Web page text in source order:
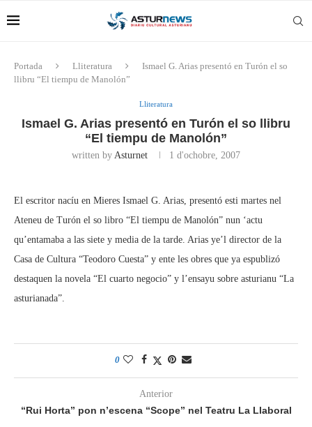
Portada Lliteratura
Ismael G. Arias presentó en Turón el so
llibru “El tiempu de Manolón”
Lliteratura
Ismael G. Arias presentó en Turón el so llibru
“El tiempu de Manolón”
written by Asturnet 1 d'ochobre, 2007
El escritor nacíu en Mieres Ismael G. Arias, presentó esti martes nel
Ateneu de Turón el so libro “El tiempu de Manolón” nun ‘actu
qu’entamaba a las siete y media de la tarde. Arias ye’l director de la
Casa de Cultura “Teodoro Cuesta” y ente les obres que ya espublizó
destaquen la novela “El cuarto negocio” y l’ensayu sobre asturianu “La
asturianada”.
0
Anterior
“Rui Horta” pon n’escena “Scope” nel Teatru La Llaboral